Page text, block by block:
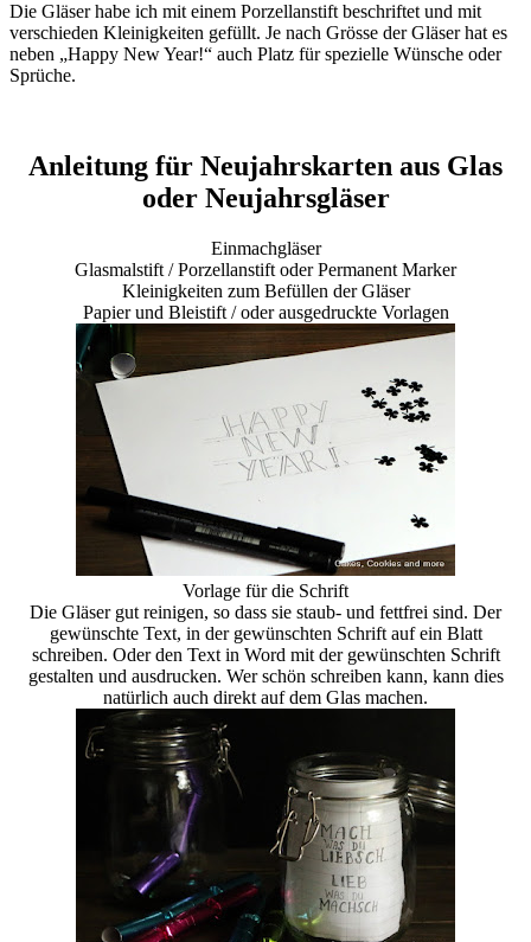
Die Gläser habe ich mit einem Porzellanstift beschriftet und mit
verschieden Kleinigkeiten gefüllt. Je nach Grösse der Gläser hat es
neben „Happy New Year!“ auch Platz für spezielle Wünsche oder
Sprüche.
Anleitung für Neujahrskarten aus Glas
oder Neujahrsgläser
Einmachgläser
Glasmalstift / Porzellanstift oder Permanent Marker
Kleinigkeiten zum Befüllen der Gläser
Papier und Bleistift / oder ausgedruckte Vorlagen
Vorlage für die Schrift
Die Gläser gut reinigen, so dass sie staub- und fettfrei sind. Der
gewünschte Text, in der gewünschten Schrift auf ein Blatt
schreiben. Oder den Text in Word mit der gewünschten Schrift
gestalten und ausdrucken. Wer schön schreiben kann, kann dies
natürlich auch direkt auf dem Glas machen.